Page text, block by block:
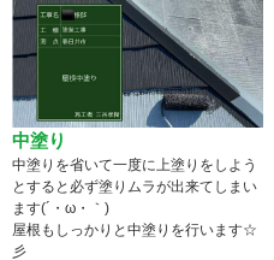
中塗り
中塗りを省いて一度に上塗りをしよう
とすると必ず塗りムラが出来てしまい
ます(´・ω・｀)
屋根もしっかりと中塗りを行います☆
彡